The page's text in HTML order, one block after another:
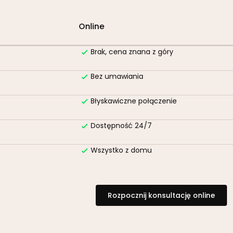
Online
Brak, cena znana z góry
Bez umawiania
Błyskawiczne połączenie
Dostępność 24/7
Wszystko z domu
Rozpocznij konsultację online